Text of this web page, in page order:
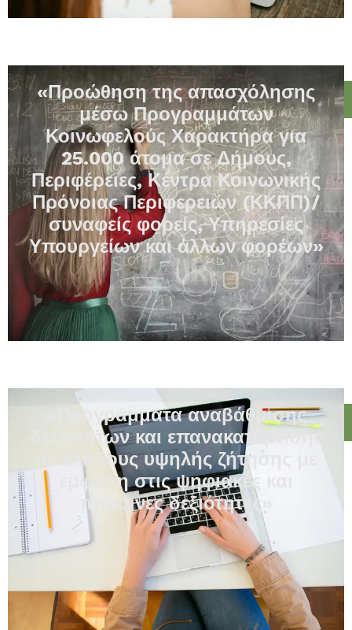
«Προώθηση της απασχόλησης
μέσω Προγραμμάτων
Κοινωφελούς Χαρακτήρα για
25.000 άτομα σε Δήμους,
Περιφέρειες, Κέντρα Κοινωνικής
Πρόνοιας Περιφερειών (ΚΚΠΠ)/
συναφείς φορείς, Υπηρεσίες
Υπουργείων και άλλων φορέων»
«Προγράμματα αναβάθμισης
δεξιοτήτων και επανακατάρτισης
σε κλάδους υψηλής ζήτησης με
έμφαση στις ψηφιακές και
πράσινες δεξιότητες»